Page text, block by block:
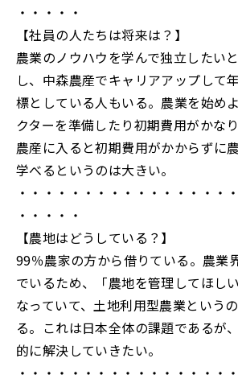
・・・・・
【社員の人たちは将来は？】
農業のノウハウを学んで独立したい
し、中森農産でキャリアアップして
標としている人もいる。農業を始め
クターを準備したり初期費用がかな
農産に入ると初期費用がかからずに
学べるというのは大きい。
・・・・・・・・・・・・・・・・
・・・・・
【農地はどうしている？】
99％農家の方から借りている。農業
でいるため、「農地を管理してほし
なっていて、土地利用型農業という
る。これは日本全体の課題であるが
的に解決していきたい。
・・・・・・・・・・・・・・・・